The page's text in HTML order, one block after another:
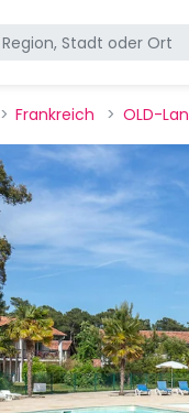
Frankreich OLD-